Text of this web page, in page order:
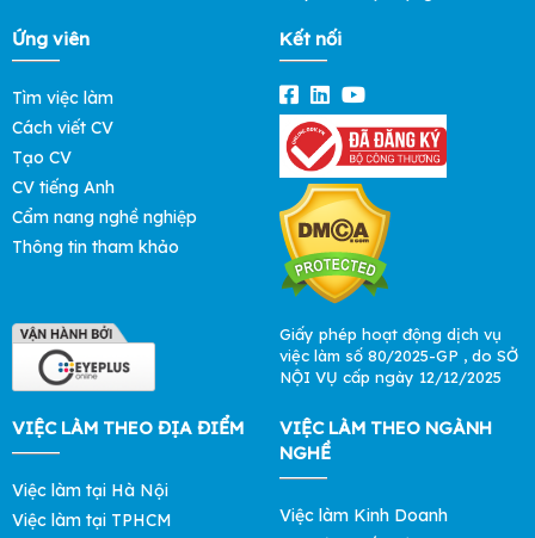
Ứng viên
Tìm việc làm
Cách viết CV
Tạo CV
CV tiếng Anh
Cẩm nang nghề nghiệp
Thông tin tham khảo
Kết nối
Giấy phép hoạt động dịch vụ
việc làm số 80/2025-GP , do SỞ
NỘI VỤ cấp ngày 12/12/2025
VIỆC LÀM THEO ĐỊA ĐIỂM
Việc làm tại Hà Nội
Việc làm tại TPHCM
VIỆC LÀM THEO NGÀNH
NGHỀ
Việc làm Kinh Doanh